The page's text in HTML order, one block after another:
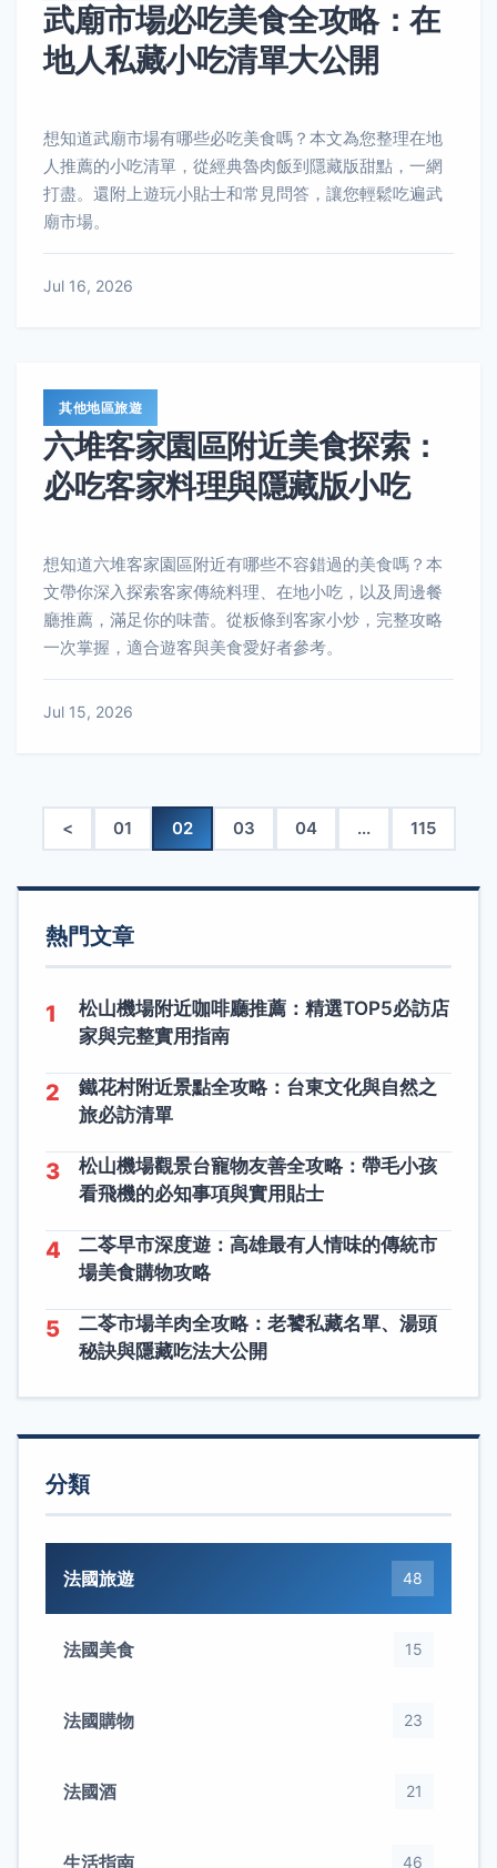
武廟市場必吃美食全攻略：在
地人私藏小吃清單大公開
想知道武廟市場有哪些必吃美食嗎？本文為您整理在地
人推薦的小吃清單，從經典魯肉飯到隱藏版甜點，一網
打盡。還附上遊玩小貼士和常見問答，讓您輕鬆吃遍武
廟市場。
Jul 16, 2026
其他地區旅遊
六堆客家園區附近美食探索：
必吃客家料理與隱藏版小吃
想知道六堆客家園區附近有哪些不容錯過的美食嗎？本
文帶你深入探索客家傳統料理、在地小吃，以及周邊餐
廳推薦，滿足你的味蕾。從粄條到客家小炒，完整攻略
一次掌握，適合遊客與美食愛好者參考。
Jul 15, 2026
< 01 02 03 04 ... 115
熱門文章
1
松山機場附近咖啡廳推薦：精選TOP5必訪店
家與完整實用指南
2
鐵花村附近景點全攻略：台東文化與自然之
旅必訪清單
3
松山機場觀景台寵物友善全攻略：帶毛小孩
看飛機的必知事項與實用貼士
4
二苓早市深度遊：高雄最有人情味的傳統市
場美食購物攻略
5
二苓市場羊肉全攻略：老饕私藏名單、湯頭
秘訣與隱藏吃法大公開
分類
法國旅遊 48
法國美食 15
法國購物 23
法國酒 21
生活指南 46